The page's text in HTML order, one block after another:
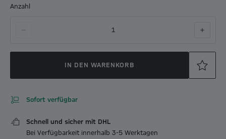
Anzahl
1
IN DEN WARENKORB
Sofort verfügbar
Schnell und sicher mit DHL
Bei Verfügbarkeit innerhalb 3-5 Werktagen